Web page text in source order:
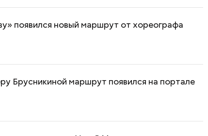
появился новый маршрут от хореографа
Брусникиной маршрут появился на портале